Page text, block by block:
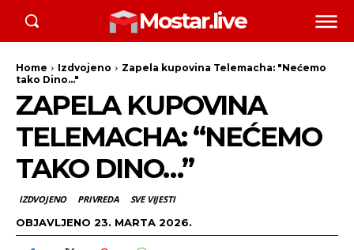
Mostar.live
Home Izdvojeno
Zapela kupovina Telemacha: "Nećemo
tako Dino..."
ZAPELA KUPOVINA
TELEMACHA: “NEĆEMO
TAKO DINO…”
IZDVOJENO PRIVREDA SVE VIJESTI
OBJAVLJENO 23. MARTA 2026.